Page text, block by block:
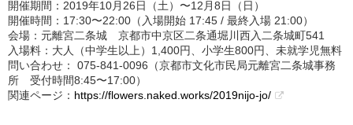
開催期間：2019年10⽉26⽇（⼟）〜12⽉8⽇（⽇）
開催時間：17:30〜22:00（入場開始 17:45 / 最終入場 21:00）
会場：元離宮二条城 京都市中京区二条通堀川西入二条城町541
入場料：大人（中学⽣以上）1,400円、⼩学⽣800円、未就学児無料
問い合わせ： 075-841-0096（京都市⽂化市⺠局元離宮⼆条城事務
所 受付時間8:45〜17:00）
関連ページ： https://flowers.naked.works/2019nijo-jo/